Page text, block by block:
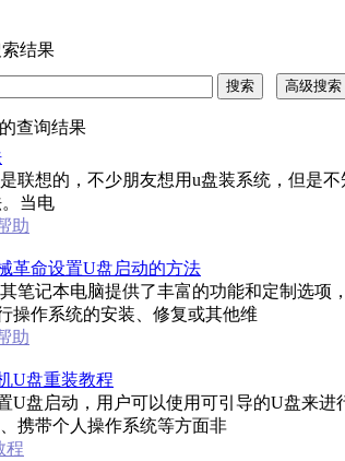
结果
的查询结果
联想的，不少朋友想用u盘装系统，但是
当电
助
革命设置U盘启动的方法
笔记本电脑提供了丰富的功能和定制选
操作系统的安装、修复或其他维
助
U盘重装教程
U盘启动，用户可以使用可引导的U盘来
携带个人操作系统等方面非
程